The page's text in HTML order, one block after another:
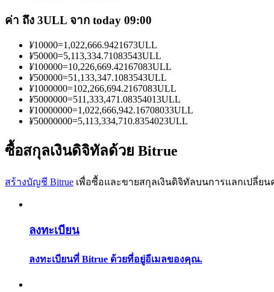
เป็นเทรดเดอร์คัดลอก
เพลิดเพลินกับการแบ่งปันผลกำไรและค่าคอมมิชชั่นการคัด
ค่า ถึง 3ULL จาก today 09:00
¥10000=1,022,666.9421673ULL
¥50000=5,113,334.71083543ULL
¥100000=10,226,669.42167083ULL
¥500000=51,133,347.1083543ULL
¥1000000=102,266,694.2167083ULL
¥5000000=511,333,471.08354013ULL
¥10000000=1,022,666,942.16708033ULL
¥50000000=5,113,334,710.8354023ULL
ซื้อสกุลเงินดิจิทัลด้วย Bitrue
สร้างบัญชี Bitrue เพื่อซื้อและขายสกุลเงินดิจิทัลบนการแลกเปลี่ย
ลงทะเบียน
ลงทะเบียนที่ Bitrue ด้วยที่อยู่อีเมลของคุณ.